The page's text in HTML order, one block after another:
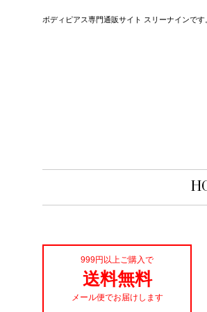
ボディピアス専門通販サイト スリーナインで
999円以上ご購入で
送料無料
メール便でお届けします